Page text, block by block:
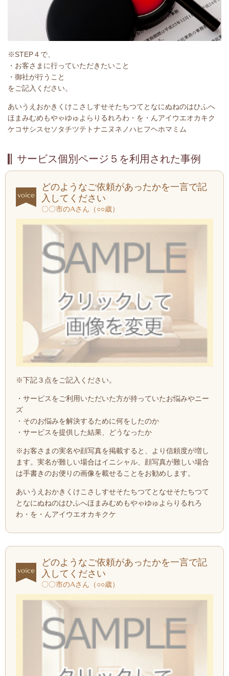
※STEP４で、
・お客さまに行っていただきたいこと
・御社が行うこと
をご記入ください。
あいうえおかきくけこさしすせそたちつてとなにぬねのはひふへ
ほまみむめもやゃゆゅよらりるれろわ・を・んアイウエオカキク
ケコサシスセソタチツテトナニヌネノハヒフヘホマミム
サービス個別ページ５を利用された事例
どのようなご依頼があったかを一言で記
入してください
〇〇市のAさん（○○歳）
※下記３点をご記入ください。
・サービスをご利用いただいた方が持っていたお悩みやニー
ズ
・そのお悩みを解決するために何をしたのか
・サービスを提供した結果、どうなったか
※お客さまの実名や顔写真を掲載すると、より信頼度が増し
ます。実名が難しい場合はイニシャル、顔写真が難しい場合
は手書きのお便りの画像を載せることをお勧めします。
あいうえおかきくけこさしすせそたちつてとなせそたちつて
となにぬねのはひふへほまみむめもやゃゆゅよらりるれろ
わ・を・んアイウエオカキクケ
どのようなご依頼があったかを一言で記
入してください
〇〇市のAさん（○○歳）